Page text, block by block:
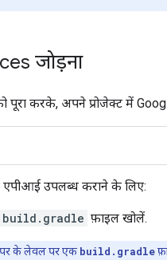
जोड़ना
पूरा करके, अपने प्रोजेक्ट में
उपलब्ध कराने के लिए:
build.gradle फ़ाइल खोलें.
के लेवल पर एक build.gradle